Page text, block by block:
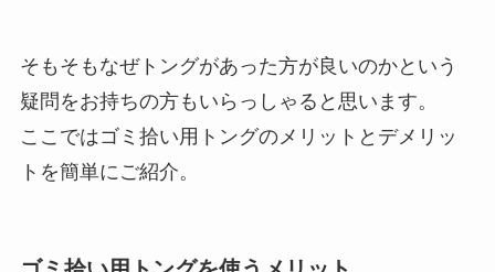
そもそもなぜトングがあった方が良いのかという
疑問をお持ちの方もいらっしゃると思います。
ここではゴミ拾い用トングのメリットとデメリッ
トを簡単にご紹介。